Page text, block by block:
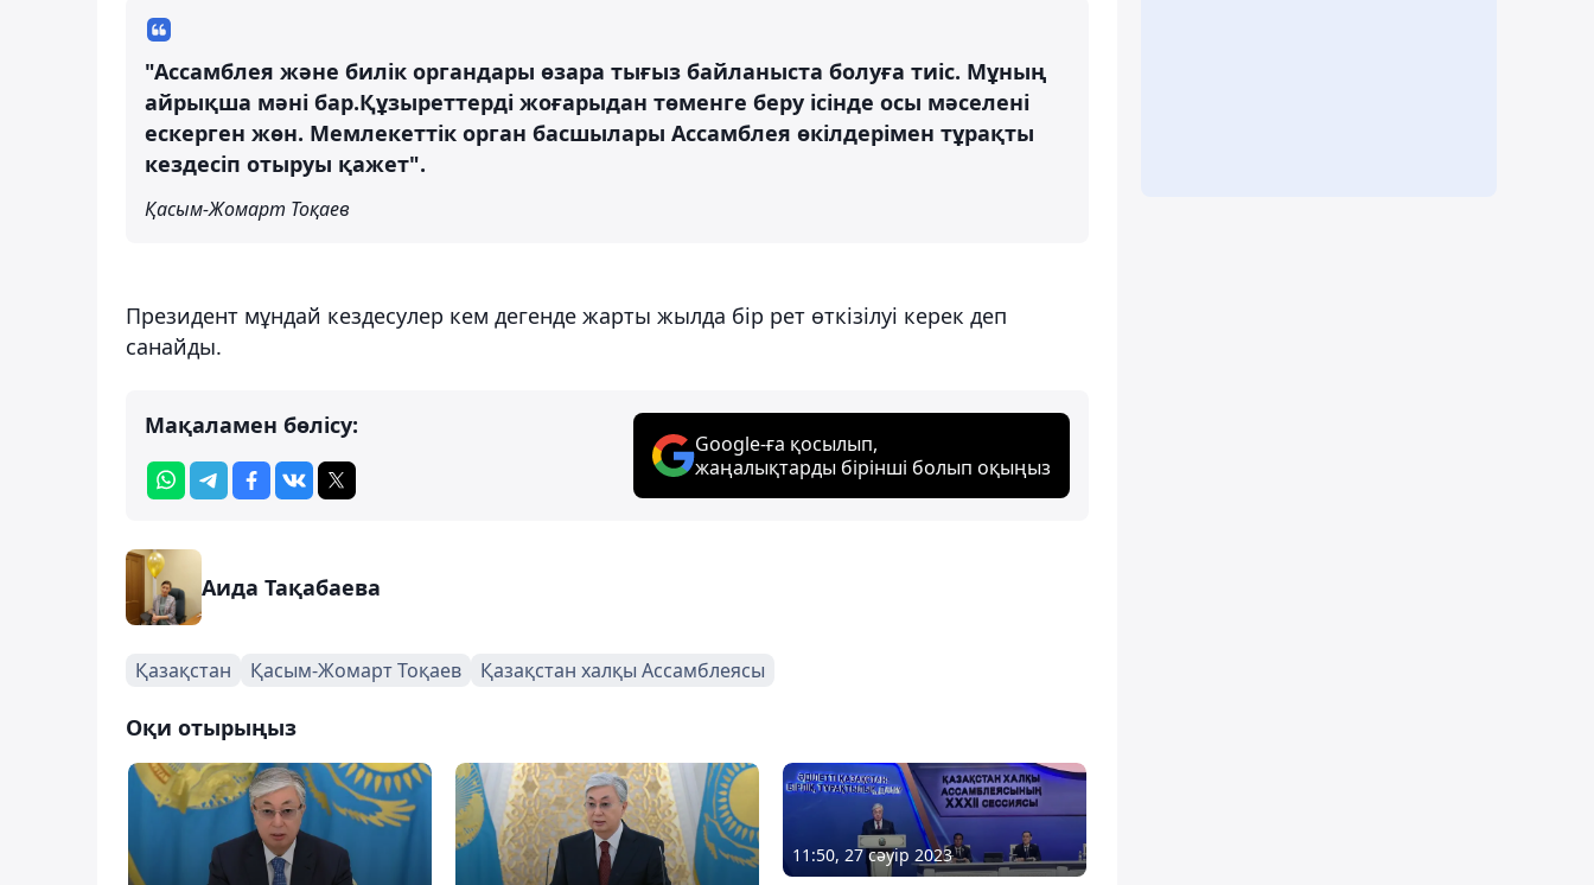
"Ассамблея және билік органдары өзара тығыз байланыста болуға тиіс. Мұның
айрықша мәні бар.Құзыреттерді жоғарыдан төменге беру ісінде осы мәселені
ескерген жөн. Мемлекеттік орган басшылары Ассамблея өкілдерімен тұрақты
кездесіп отыруы қажет".
Қасым-Жомарт Тоқаев
Президент мұндай кездесулер кем дегенде жарты жылда бір рет өткізілуі керек деп
санайды.
Мақаламен бөлісу:
Google-ға қосылып,
жаңалықтарды бірінші болып оқыңыз
Аида Тақабаева
Қазақстан Қасым-Жомарт Тоқаев Қазақстан халқы Ассамблеясы
Оқи отырыңыз
11:50, 27 сәуір 2023